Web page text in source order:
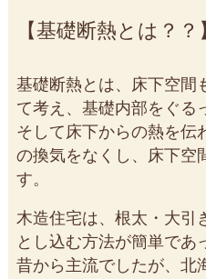
基礎断熱とは？？
基礎断熱とは、床下空間
て考え、基礎内部をぐる
そして床下からの熱を伝
の換気をなくし、床下空
す。
木造住宅は、根太・大引
とし込む方法が簡単であ
昔から主流でしたが、北